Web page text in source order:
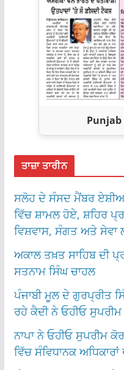
Punjab
ਤਾਜ਼ਾ ਤਾਰੀਨ
ਸਲੋਹ ਦੇ ਸੰਸਦ ਮੈਂਬਰ
ਵਿੱਚ ਸ਼ਾਮਲ ਹੋਏ, ਸ਼ਹਿਰ
ਵਿਸ਼ਵਾਸ, ਸੰਗਤ ਅਤੇ
ਅਕਾਲ ਤਖ਼ਤ ਸਾਹਿਬ ਦੀ
ਸਤਨਾਮ ਸਿੰਘ ਚਾਹਲ
ਪੰਜਾਬੀ ਮੂਲ ਦੇ ਗੁਰਪ੍ਰੀਤ
ਰਹੇ ਕੈਦੀ ਨੇ ਓਹੀਓ
ਨਾਪਾ ਨੇ ਓਹੀਓ ਸੁਪਰੀਮ
ਵਿੱਚ ਸੰਵਿਧਾਨਕ